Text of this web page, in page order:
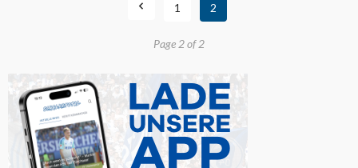
1 2
Page 2 of 2